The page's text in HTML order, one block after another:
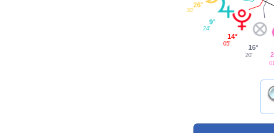
26°
30'
9°
24'
14°
05' 16°
20'